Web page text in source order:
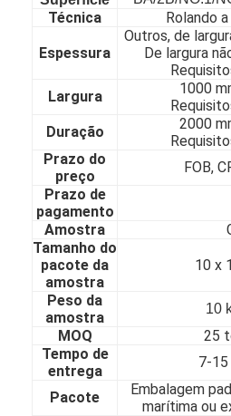
Sobre nós
Visita à fábrica
Controle de Qualidade
Contacte-nos
Notícias
folha de aço inoxidável
Bobina de aço inoxidável
folha de aço inoxidável
Bobina de aço inoxidável
Técnica Rolando
Espessura
Outros, de
De largura
Largura
1000
Duração
2000
Prazo do
preço
FOB,
Prazo de
pagamento
Amostra
Tamanho do
pacote da
amostra
10 x
Peso da
amostra
10
MOQ
25
Tempo de
entrega
7-15
Pacote
Embalagem
marítima ou